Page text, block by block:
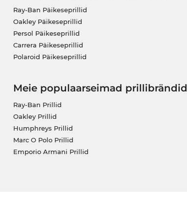
Ray-Ban Päikeseprillid
Oakley Päikeseprillid
Persol Päikeseprillid
Carrera Päikeseprillid
Polaroid Päikeseprillid
Meie populaarseimad prillibrändid
Ray-Ban Prillid
Oakley Prillid
Humphreys Prillid
Marc O Polo Prillid
Emporio Armani Prillid